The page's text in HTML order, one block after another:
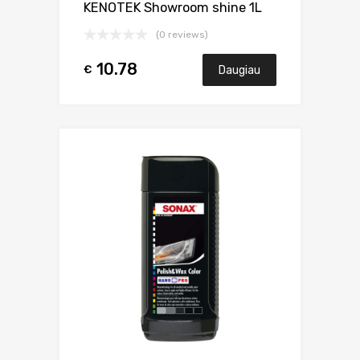
KENOTEK Showroom shine 1L
(0 reviews)
€ 10.78 Daugiau